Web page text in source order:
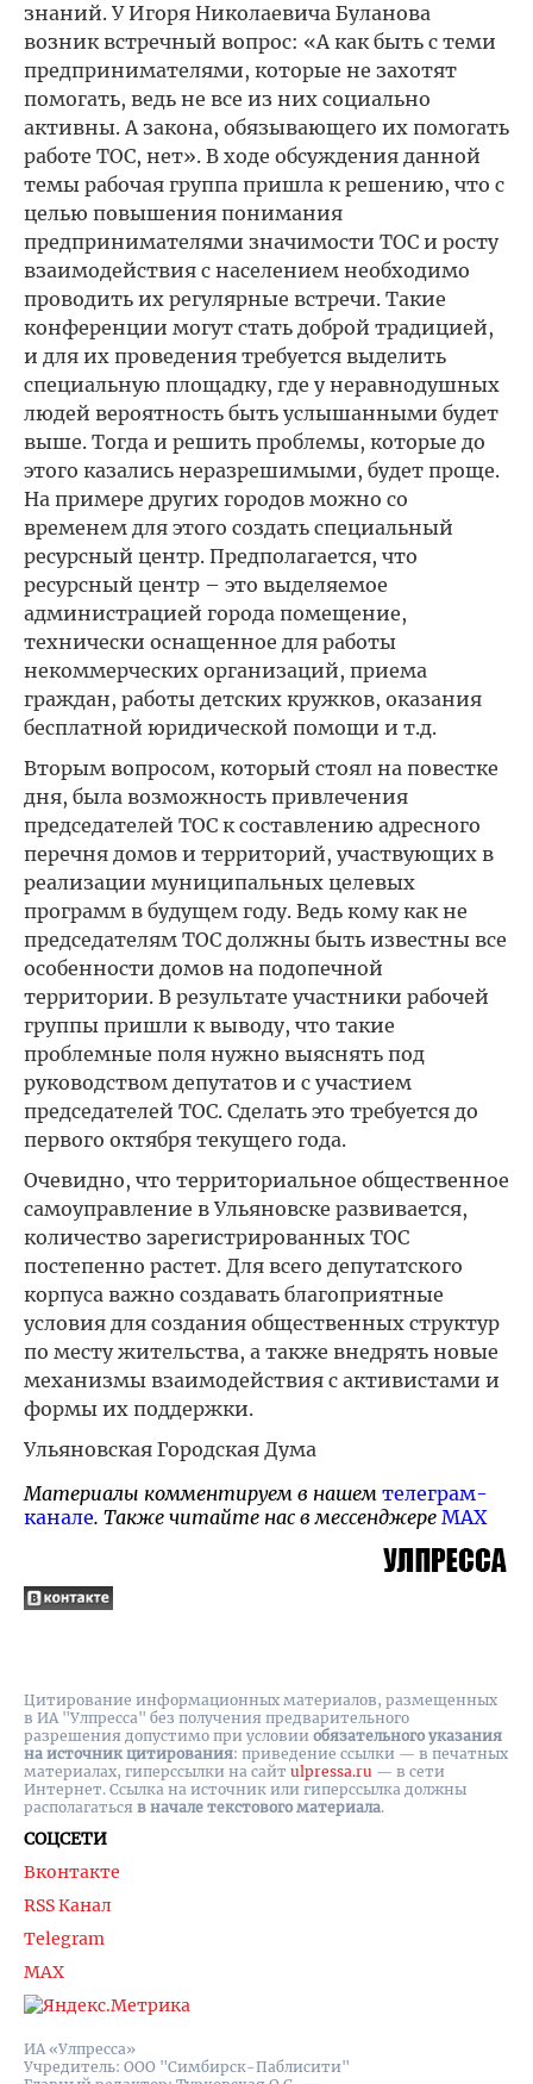
знаний. У Игоря Николаевича Буланова
возник встречный вопрос: «А как быть с теми
предпринимателями, которые не захотят
помогать, ведь не все из них социально
активны. А закона, обязывающего их помогать
работе ТОС, нет». В ходе обсуждения данной
темы рабочая группа пришла к решению, что с
целью повышения понимания
предпринимателями значимости ТОС и росту
взаимодействия с населением необходимо
проводить их регулярные встречи. Такие
конференции могут стать доброй традицией,
и для их проведения требуется выделить
специальную площадку, где у неравнодушных
людей вероятность быть услышанными будет
выше. Тогда и решить проблемы, которые до
этого казались неразрешимыми, будет проще.
На примере других городов можно со
временем для этого создать специальный
ресурсный центр. Предполагается, что
ресурсный центр – это выделяемое
администрацией города помещение,
технически оснащенное для работы
некоммерческих организаций, приема
граждан, работы детских кружков, оказания
бесплатной юридической помощи и т.д.
Вторым вопросом, который стоял на повестке
дня, была возможность привлечения
председателей ТОС к составлению адресного
перечня домов и территорий, участвующих в
реализации муниципальных целевых
программ в будущем году. Ведь кому как не
председателям ТОС должны быть известны все
особенности домов на подопечной
территории. В результате участники рабочей
группы пришли к выводу, что такие
проблемные поля нужно выяснять под
руководством депутатов и с участием
председателей ТОС. Сделать это требуется до
первого октября текущего года.
Очевидно, что территориальное общественное
самоуправление в Ульяновске развивается,
количество зарегистрированных ТОС
постепенно растет. Для всего депутатского
корпуса важно создавать благоприятные
условия для создания общественных структур
по месту жительства, а также внедрять новые
механизмы взаимодействия с активистами и
формы их поддержки.
Ульяновская Городская Дума
Материалы комментируем в нашем телеграм-
канале. Также читайте нас в мессенджере MAX
ИА «Улпресса»
Учредитель: ООО "Симбирск-Паблисити"
СОЦСЕТИ
Вконтакте
RSS Канал
Telegram
MAX
Цитирование информационных материалов, размещенных
в ИА "Улпресса" без получения предварительного
разрешения допустимо при условии обязательного указания
на источник цитирования: приведение ссылки — в печатных
материалах, гиперссылки на cайт ulpressa.ru — в сети
Интернет. Ссылка на источник или гиперссылка должны
располагаться в начале текстового материала.